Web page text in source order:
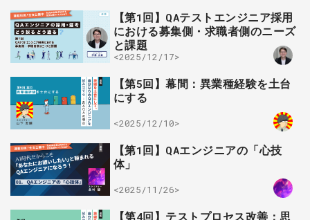
【第1回】QAテストエンジニア採用
における募集側・求職者側のニーズ
と課題
<2025/12/17>
【第5回】幕間：異業種経験を土台
にする
<2025/12/10>
【第1回】QAエンジニアの「心技
体」
<2025/11/26>
【第4回】テストプロセス改善：思